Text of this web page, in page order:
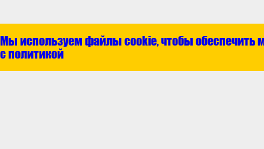
Мы используем файлы cookie, чтобы обеспечить
с политикой